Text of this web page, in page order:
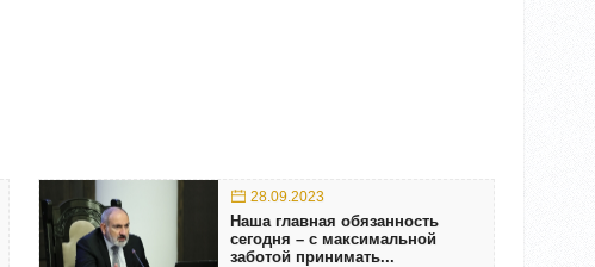
28.09.2023
Наша главная обязанность
сегодня – с максимальной
заботой принимать...